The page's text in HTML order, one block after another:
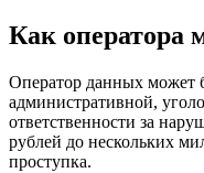
Как оператора
Оператор данных может
административной,
ответственности за
рублей до нескольких
проступка.